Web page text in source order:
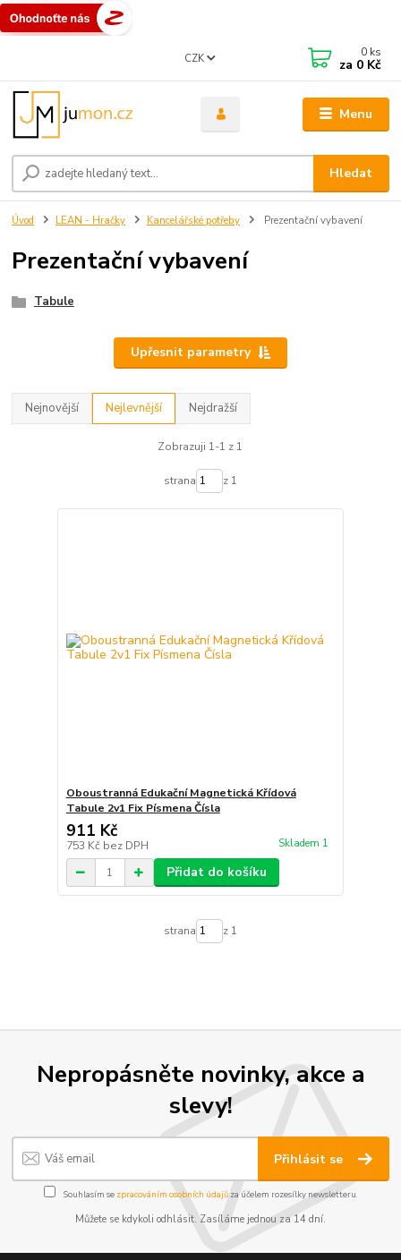
Menu
CZK
Hledat
0 ks
za 0 Kč
Úvod LEAN - Hračky Kancelářské potřeby Prezentační vybavení
Prezentační vybavení
Tabule
Upřesnit parametry
Nejnovější Nejlevnější Nejdražší
Zobrazuji 1-1 z 1
strana z 1
Oboustranná Edukační Magnetická Křídová
Tabule 2v1 Fix Písmena Čísla
911 Kč
753 Kč bez DPH Skladem 1
Přidat do košíku
strana z 1
Nepropásněte novinky, akce a
slevy!
Přihlásit se
Souhlasím se zpracováním osobních údajůza účelem rozesílky newsletteru.
Můžete se kdykoli odhlásit. Zasíláme jednou za 14 dní.